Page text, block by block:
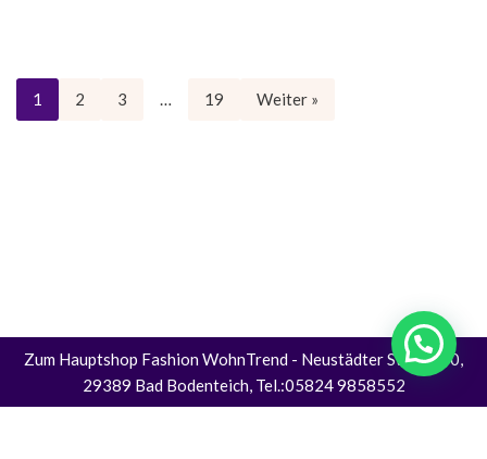
1 2 3 … 19 Weiter »
Zum Hauptshop Fashion WohnTrend - Neustädter Straße 30,
29389 Bad Bodenteich, Tel.:05824 9858552